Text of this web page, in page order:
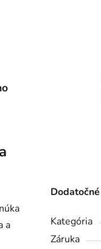
a
Kategória
Záruka